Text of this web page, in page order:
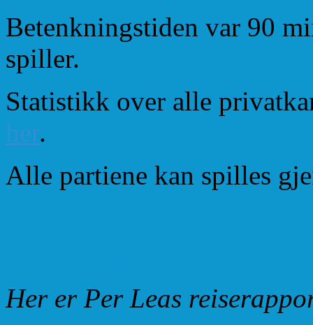
Betenkningstiden var 90
spiller.
Statistikk over alle
her.
Alle partiene kan spilles
Her er Per Leas